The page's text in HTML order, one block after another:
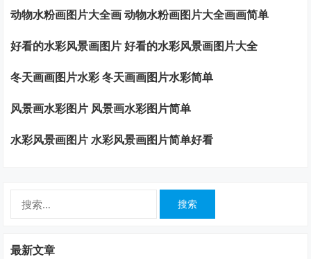
动物水粉画图片大全画 动物水粉画图片大全画画简单
好看的水彩风景画图片 好看的水彩风景画图片大全
冬天画画图片水彩 冬天画画图片水彩简单
风景画水彩图片 风景画水彩图片简单
水彩风景画图片 水彩风景画图片简单好看
最新文章